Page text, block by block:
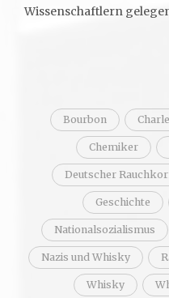
Wissenschaftlern
Bourbon
Chemiker
Deutscher
Geschichte
Nationalsozialismus
Nazis und Whisky
Whisky